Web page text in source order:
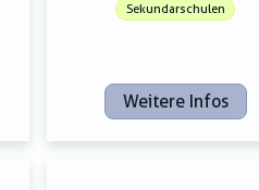
Sekundarschulen
Weitere Infos